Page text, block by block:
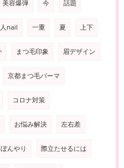
美容爆弾 今 話題
nail 一重 夏 上下
まつ毛印象 眉デザイン
京都まつ毛パーマ
コロナ対策
お悩み解決 左右差
ぼんやり 際立たせるには